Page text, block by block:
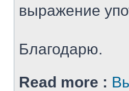
выражение
Благодарю.
Read more :